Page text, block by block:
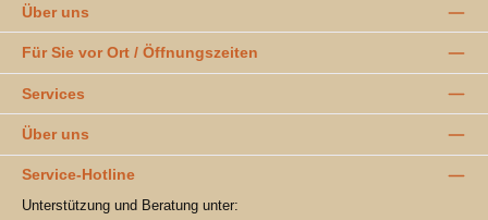
Über uns
Für Sie vor Ort / Öffnungszeiten
Services
Über uns
Service-Hotline
Unterstützung und Beratung unter: